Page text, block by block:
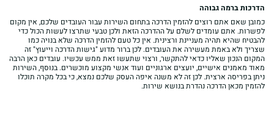
הדרכות ברמה גבוהה
כמובן שאם אתם רוצים להזמין הדרכה בתחום השירות עבור העובדים שלכם, אין מקום
לפשרות. אתם עומדים לשלם על ההדרכה הזאת ולכן טבעי שתרצו לעשות הכול כדי
להבטיח שהיא תהיה מעניינת ורצינית. אין כל טעם להזמין הדרכה שלא בנויה כמו
שצריך ולא באמת מעשירה את העובדים. לכן ברור מדוע "גישות הדרכה וייעוץ" זה
המקום הנכון שאליו כדאי להתקשר, ורצוי שתעשו זאת ממש עכשיו. עובדים כאן הרבה
מאוד מאמנים אישיים, יועצים ארגוניים ועוד אנשי מקצוע מוכשרים. בנוסף, השירות
ניתן בפריסה ארצית. לכן זה לא משנה איפה העסק שלכם נמצא, כי בכל מקרה תוכלו
להזמין מכאן הדרכה נהדרת בנושא שירות.